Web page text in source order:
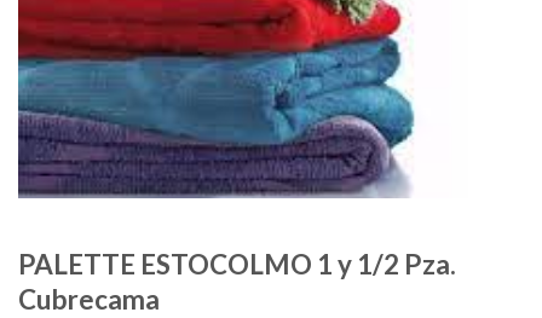
PALETTE ESTOCOLMO 1 y 1/2 Pza.
Cubrecama